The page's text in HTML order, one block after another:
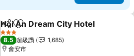
分享 加入我的最愛
Hoi An Dream City Hotel
3 星級
8.5 超級讚
1,685
會安市